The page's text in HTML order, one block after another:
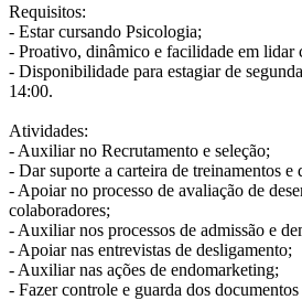
Requisitos:
- Estar cursando Psicologia;
- Proativo, dinâmico e facilidade em lidar
- Disponibilidade para estagiar de
14:00.
Atividades:
- Auxiliar no Recrutamento e seleção;
- Dar suporte a carteira de treinamentos e
- Apoiar no processo de avaliação de
colaboradores;
- Auxiliar nos processos de admissão e
- Apoiar nas entrevistas de desligamento;
- Auxiliar nas ações de endomarketing;
- Fazer controle e guarda dos documentos